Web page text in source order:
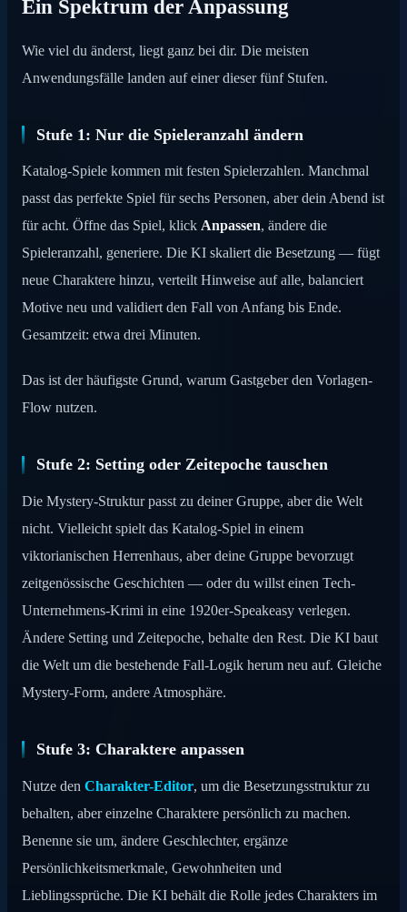
Ein Spektrum der Anpassung
Wie viel du änderst, liegt ganz bei dir. Die meisten
Anwendungsfälle landen auf einer dieser fünf Stufen.
Stufe 1: Nur die Spieleranzahl ändern
Katalog-Spiele kommen mit festen Spielerzahlen. Manchmal
passt das perfekte Spiel für sechs Personen, aber dein Abend ist
für acht. Öffne das Spiel, klick Anpassen, ändere die
Spieleranzahl, generiere. Die KI skaliert die Besetzung — fügt
neue Charaktere hinzu, verteilt Hinweise auf alle, balanciert
Motive neu und validiert den Fall von Anfang bis Ende.
Gesamtzeit: etwa drei Minuten.
Das ist der häufigste Grund, warum Gastgeber den Vorlagen-
Flow nutzen.
Stufe 2: Setting oder Zeitepoche tauschen
Die Mystery-Struktur passt zu deiner Gruppe, aber die Welt
nicht. Vielleicht spielt das Katalog-Spiel in einem
viktorianischen Herrenhaus, aber deine Gruppe bevorzugt
zeitgenössische Geschichten — oder du willst einen Tech-
Unternehmens-Krimi in eine 1920er-Speakeasy verlegen.
Ändere Setting und Zeitepoche, behalte den Rest. Die KI baut
die Welt um die bestehende Fall-Logik herum neu auf. Gleiche
Mystery-Form, andere Atmosphäre.
Stufe 3: Charaktere anpassen
Nutze den Charakter-Editor, um die Besetzungsstruktur zu
behalten, aber einzelne Charaktere persönlich zu machen.
Benenne sie um, ändere Geschlechter, ergänze
Persönlichkeitsmerkmale, Gewohnheiten und
Lieblingssprüche. Die KI behält die Rolle jedes Charakters im